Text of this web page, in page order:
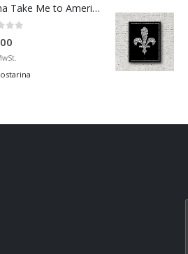
Bosna Take Me to America Navijačka Majica 2